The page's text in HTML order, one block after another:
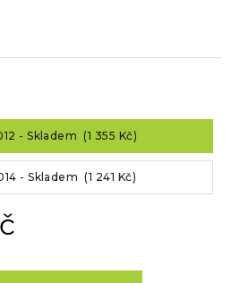
- Skladem (1 355 Kč)
- Skladem (1 241 Kč)